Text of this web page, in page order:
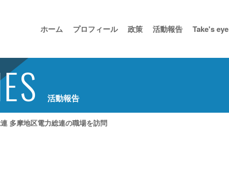
ホーム プロフィール 政策 活動報告 Take's eye
活動報告
多摩地区電力総連の職場を訪問